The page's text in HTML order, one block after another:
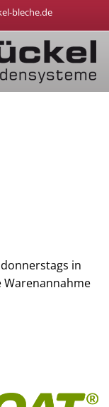
bleche.de
in
Warenannahme